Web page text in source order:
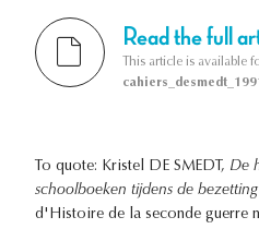
Read the full
This article is available
To quote: Kristel DE SMEDT, De
schoolboeken tijdens de
d'Histoire de la seconde guerre